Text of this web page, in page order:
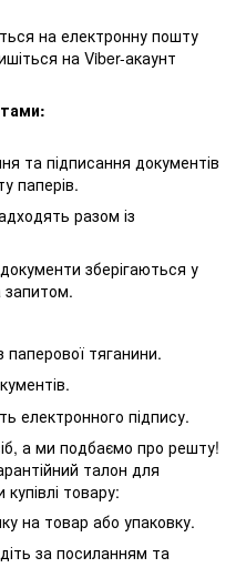
на електронну пошту
на Viber-акаунт
та підписання документів
паперів.
разом із
зберігаються у
запитом.
тяганини.
електронного підпису.
а ми подбаємо про решту!
талон для
товару:
на товар або упаковку.
за посиланням та